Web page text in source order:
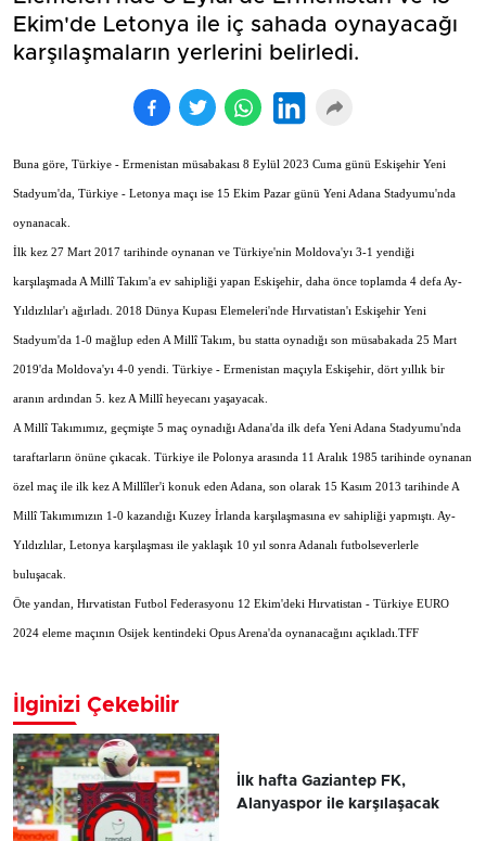
Ekim'de Letonya ile iç sahada oynayacağı
karşılaşmaların yerlerini belirledi.
Buna göre, Türkiye - Ermenistan müsabakası 8 Eylül 2023 Cuma günü Eskişehir Yeni
Stadyum'da, Türkiye - Letonya maçı ise 15 Ekim Pazar günü Yeni Adana Stadyumu'nda
oynanacak.
İlk kez 27 Mart 2017 tarihinde oynanan ve Türkiye'nin Moldova'yı 3-1 yendiği
karşılaşmada A Millî Takım'a ev sahipliği yapan Eskişehir, daha önce toplamda 4 defa Ay-
Yıldızlılar'ı ağırladı. 2018 Dünya Kupası Elemeleri'nde Hırvatistan'ı Eskişehir Yeni
Stadyum'da 1-0 mağlup eden A Millî Takım, bu statta oynadığı son müsabakada 25 Mart
2019'da Moldova'yı 4-0 yendi. Türkiye - Ermenistan maçıyla Eskişehir, dört yıllık bir
aranın ardından 5. kez A Millî heyecanı yaşayacak.
A Millî Takımımız, geçmişte 5 maç oynadığı Adana'da ilk defa Yeni Adana Stadyumu'nda
taraftarların önüne çıkacak. Türkiye ile Polonya arasında 11 Aralık 1985 tarihinde oynanan
özel maç ile ilk kez A Millîler'i konuk eden Adana, son olarak 15 Kasım 2013 tarihinde A
Millî Takımımızın 1-0 kazandığı Kuzey İrlanda karşılaşmasına ev sahipliği yapmıştı. Ay-
Yıldızlılar, Letonya karşılaşması ile yaklaşık 10 yıl sonra Adanalı futbolseverlerle
buluşacak.
Öte yandan, Hırvatistan Futbol Federasyonu 12 Ekim'deki Hırvatistan - Türkiye EURO
2024 eleme maçının Osijek kentindeki Opus Arena'da oynanacağını açıkladı.TFF
İlginizi Çekebilir
İlk hafta Gaziantep FK,
Alanyaspor ile karşılaşacak